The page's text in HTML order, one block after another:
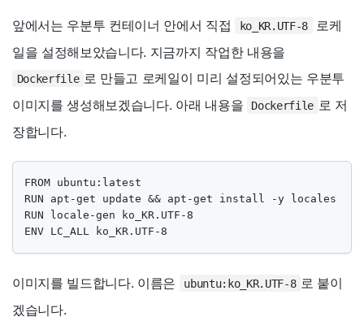
앞에서는 우분투 컨테이너 안에서 직접 ko_KR.UTF-8
로케
일을 설정해보았습니다. 지금까지 작업한 내용을
Dockerfile 로 만들고 로케일이 미리 설정되어있는 우분투
이미지를 생성해보겠습니다. 아래 내용을
Dockerfile 로 저
장합니다.
FROM ubuntu:latest
RUN apt-get update && apt-get install -y locales
RUN locale-gen ko_KR.UTF-8
ENV LC_ALL ko_KR.UTF-8
이미지를 빌드합니다. 이름은 ubuntu:ko_KR.UTF-8 로 붙이
겠습니다.